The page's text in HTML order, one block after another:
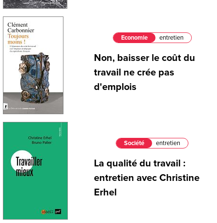
Economie entretien
Non, baisser le coût du
travail ne crée pas
d'emplois
Société entretien
La qualité du travail :
entretien avec Christine
Erhel